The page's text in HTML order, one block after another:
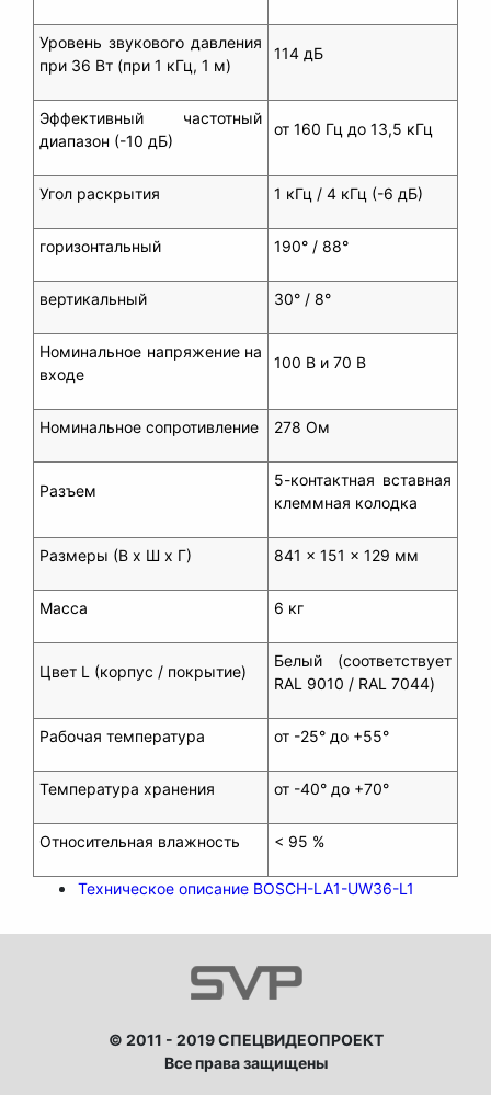
Уровень звукового давления
при 36 Вт (при 1 кГц, 1 м)
114 дБ
Эффективный частотный
диапазон (-10 дБ)
от 160 Гц до 13,5 кГц
Угол раскрытия 1 кГц / 4 кГц (-6 дБ)
горизонтальный 190° / 88°
вертикальный 30° / 8°
Номинальное напряжение на
входе
100 В и 70 В
Номинальное сопротивление 278 Ом
Разъем
5-контактная вставная
клеммная колодка
Размеры (В x Ш x Г) 841 x 151 x 129 мм
Масса 6 кг
Цвет L (корпус / покрытие)
Белый (соответствует
RAL 9010 / RAL 7044)
Рабочая температура от -25° до +55°
Температура хранения от -40° до +70°
Относительная влажность < 95 %
Техническое описание BOSCH-LA1-UW36-L1
© 2011 - 2019 СПЕЦВИДЕОПРОЕКТ
Все права защищены